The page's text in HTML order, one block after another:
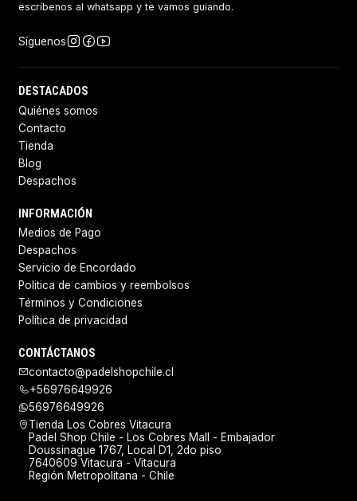
escríbenos al whatsapp y te vamos guiando.
Síguenos
DESTACADOS
Quiénes somos
Contacto
Tienda
Blog
Despachos
INFORMACIÓN
Medios de Pago
Despachos
Servicio de Encordado
Politica de cambios y reembolsos
Términos y Condiciones
Política de privacidad
CONTÁCTANOS
contacto@padelshopchile.cl
+56976649926
56976649926
Tienda Los Cobres Vitacura
Padel Shop Chile - Los Cobres Mall - Embajador
Doussinague 1767, Local D1, 2do piso
7640609 Vitacura - Vitacura
Región Metropolitana - Chile